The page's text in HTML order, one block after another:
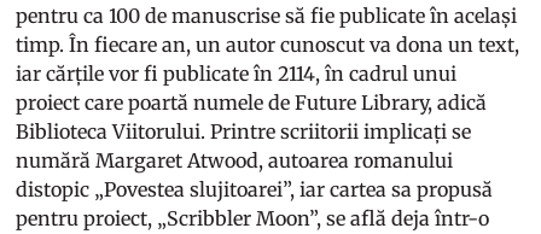
pentru ca 100 de manuscrise să fie publicate în același
timp. În fiecare an, un autor cunoscut va dona un text,
iar cărțile vor fi publicate în 2114, în cadrul unui
proiect care poartă numele de Future Library, adică
Biblioteca Viitorului. Printre scriitorii implicați se
numără Margaret Atwood, autoarea romanului
distopic „Povestea slujitoarei”, iar cartea sa propusă
pentru proiect, „Scribbler Moon”, se află deja într-o